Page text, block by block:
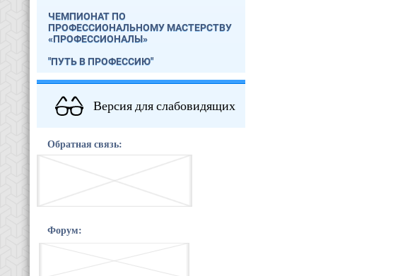
ЧЕМПИОНАТ ПО
ПРОФЕССИОНАЛЬНОМУ МАСТЕРСТВУ
«ПРОФЕССИОНАЛЫ»
"ПУТЬ В ПРОФЕССИЮ"
Версия для слабовидящих
Обратная связь:
Форум: